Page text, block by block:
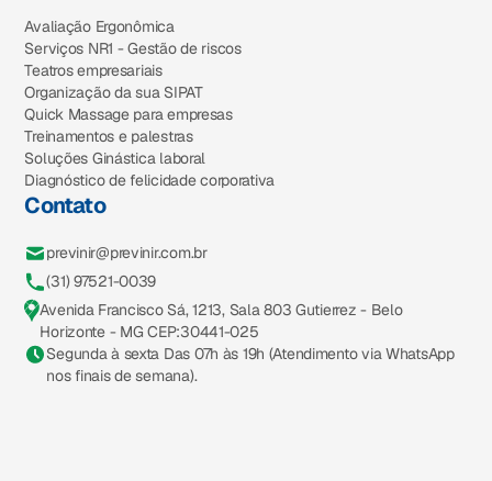
Avaliação Ergonômica
Serviços NR1 - Gestão de riscos
Teatros empresariais
Organização da sua SIPAT
Quick Massage para empresas
Treinamentos e palestras
Soluções Ginástica laboral
Diagnóstico de felicidade corporativa
Contato
previnir@previnir.com.br
(31) 97521-0039
Avenida Francisco Sá, 1213, Sala 803 Gutierrez - Belo
Horizonte - MG CEP:30441-025
Segunda à sexta Das 07h às 19h (Atendimento via WhatsApp
nos finais de semana).